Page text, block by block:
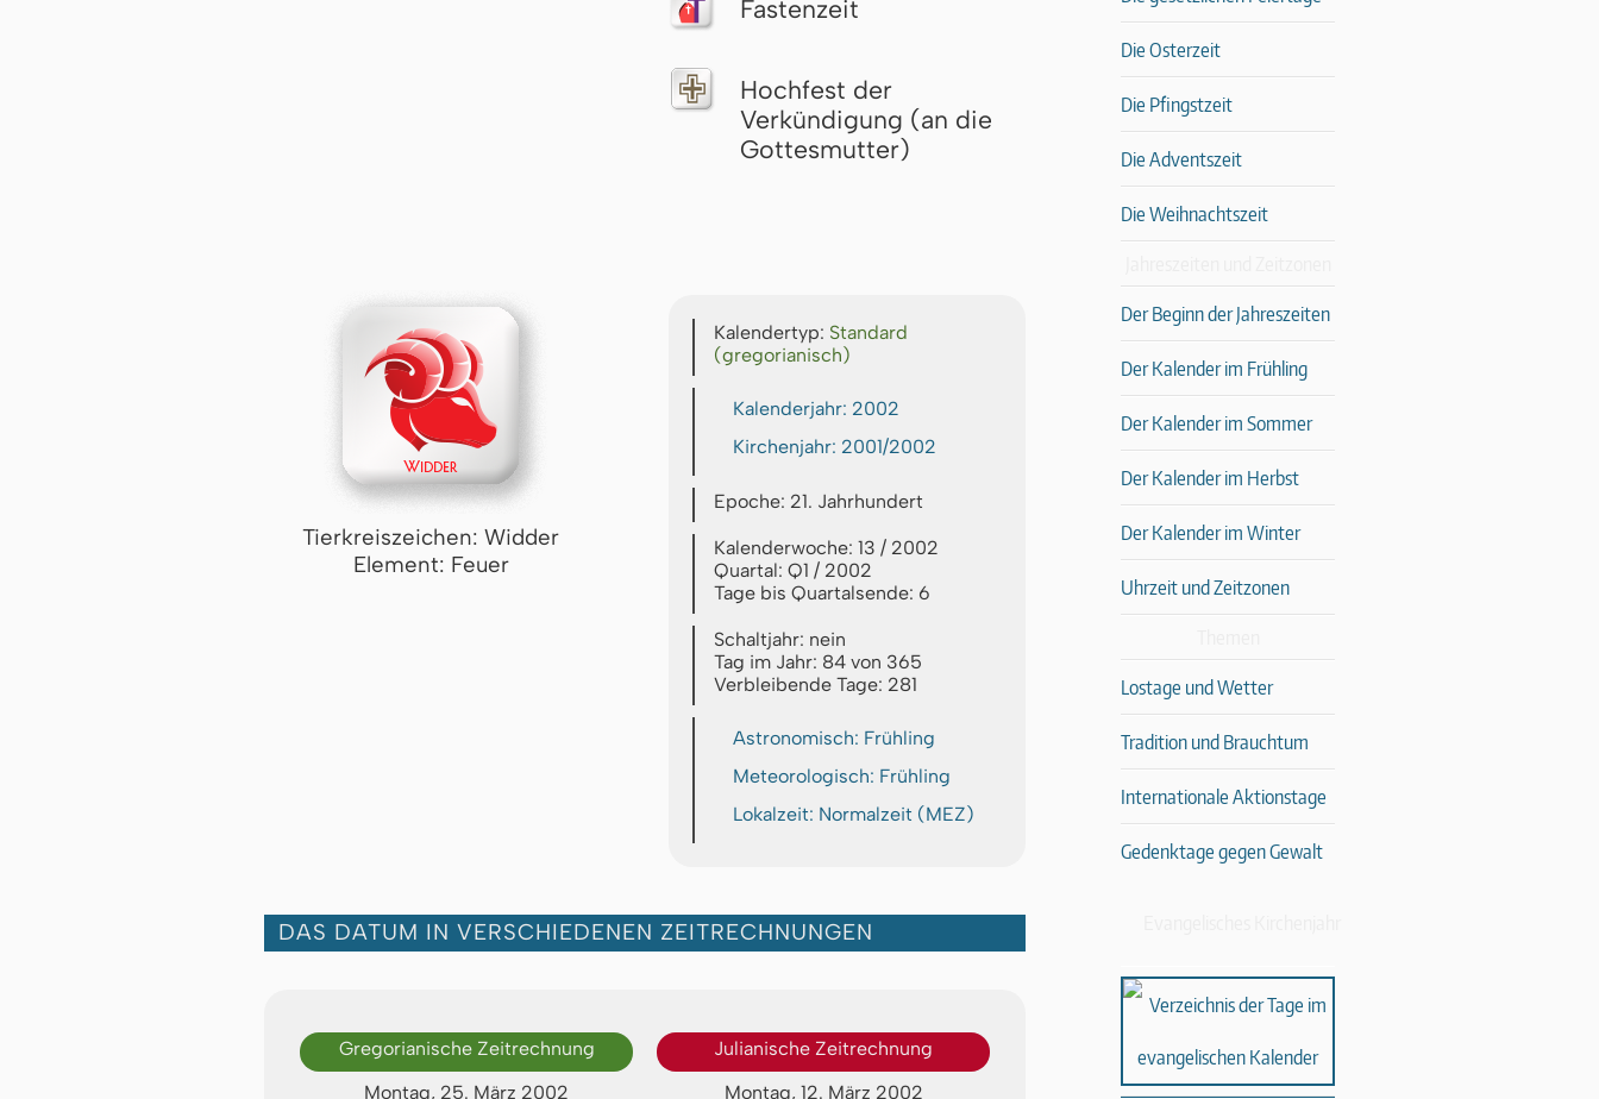
Fastenzeit
Hochfest der
Verkündigung (an die
Gottesmutter)
Tierkreiszeichen: Widder
Element: Feuer
Kalendertyp: Standard
(gregorianisch)
Kalenderjahr: 2002
Kirchenjahr: 2001/2002
Epoche: 21. Jahrhundert
Kalenderwoche: 13 / 2002
Quartal: Q1 / 2002
Tage bis Quartalsende: 6
Schaltjahr: nein
Tag im Jahr: 84 von 365
Verbleibende Tage: 281
Astronomisch: Frühling
Meteorologisch: Frühling
Lokalzeit: Normalzeit (MEZ)
DAS DATUM IN VERSCHIEDENEN ZEITRECHNUNGEN
Gregorianische Zeitrechnung
Montag, 25. März 2002
Julianische Zeitrechnung
Montag, 12. März 2002
Die Osterzeit
Die Pfingstzeit
Die Adventszeit
Die Weihnachtszeit
Der Beginn der Jahreszeiten
Der Kalender im Frühling
Der Kalender im Sommer
Der Kalender im Herbst
Der Kalender im Winter
Uhrzeit und Zeitzonen
Lostage und Wetter
Tradition und Brauchtum
Internationale Aktionstage
Gedenktage gegen Gewalt